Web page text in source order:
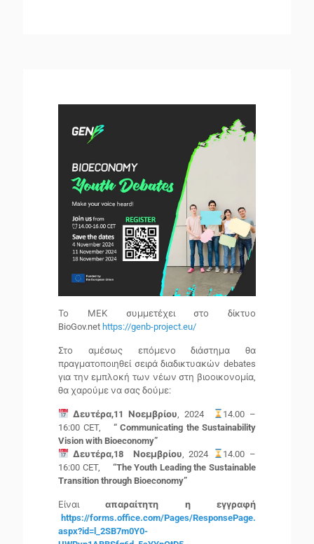
Το ΜΕΚ συμμετέχει στο δίκτυο
BioGov.net https://genb-project.eu/
Στο αμέσως επόμενο διάστημα θα
πραγματοποιηθεί σειρά διαδικτυακών debates
για την εμπλοκή των νέων στη βιοοικονομία,
θα χαρούμε να σας δούμε:
Δευτέρα,11 Νοεμβρίου, 2024
14.00 –
16:00 CET, “ Communicating the Sustainability
Vision with Bioeconomy”
Δευτέρα,18 Νοεμβρίου, 2024
14.00 –
16:00 CET, “The Youth Leading the Sustainable
Transition through Bioeconomy”
Είναιαπαραίτητη η εγγραφή
https://forms.office.com/Pages/ResponsePage.
aspx?id=l_2SB7m0Y0-